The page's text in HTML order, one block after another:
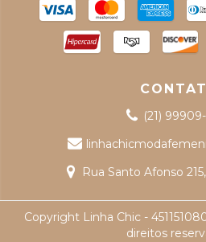
(21)
Rua Santo Afonso
Copyright Linha Chic -
direitos